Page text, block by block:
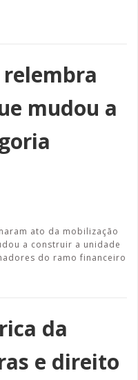
relembra
mudou a
ato da mobilização
a construir a unidade
do ramo financeiro
da
e direito